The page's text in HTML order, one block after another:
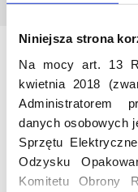
Niniejsza strona
Na mocy art. 13
kwietnia 2018
Administratorem
danych osobowych
Sprzętu
Odzysku
Komitetu Obrony